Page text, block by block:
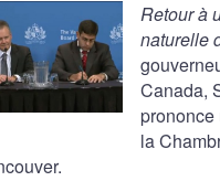
Retour à
naturelle
Canada,
prononce
la